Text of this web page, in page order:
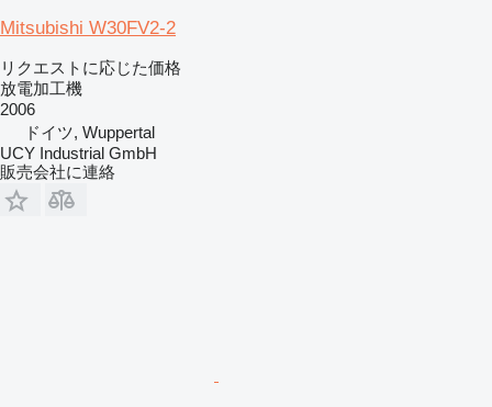
Mitsubishi W30FV2-2
リクエストに応じた価格
放電加工機
2006
ドイツ, Wuppertal
UCY Industrial GmbH
販売会社に連絡